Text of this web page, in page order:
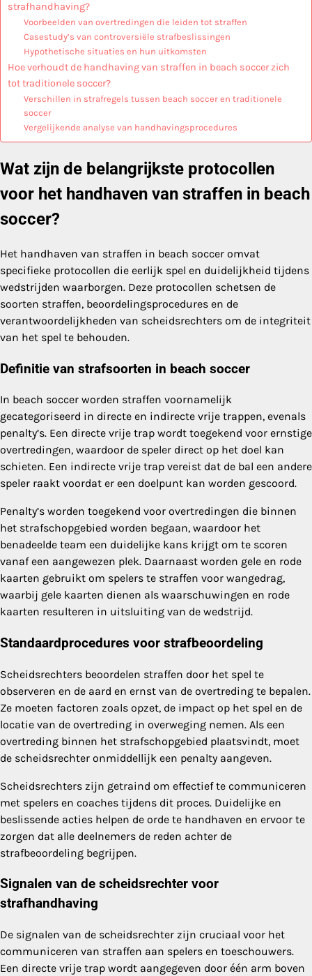
strafhandhaving?
Voorbeelden van overtredingen die leiden tot straffen
Casestudy’s van controversiële strafbeslissingen
Hypothetische situaties en hun uitkomsten
Hoe verhoudt de handhaving van straffen in beach soccer zich
tot traditionele soccer?
Verschillen in strafregels tussen beach soccer en traditionele
soccer
Vergelijkende analyse van handhavingsprocedures
Wat zijn de belangrijkste protocollen
voor het handhaven van straffen in beach
soccer?
Het handhaven van straffen in beach soccer omvat
specifieke protocollen die eerlijk spel en duidelijkheid tijdens
wedstrijden waarborgen. Deze protocollen schetsen de
soorten straffen, beoordelingsprocedures en de
verantwoordelijkheden van scheidsrechters om de integriteit
van het spel te behouden.
Definitie van strafsoorten in beach soccer
In beach soccer worden straffen voornamelijk
gecategoriseerd in directe en indirecte vrije trappen, evenals
penalty’s. Een directe vrije trap wordt toegekend voor ernstige
overtredingen, waardoor de speler direct op het doel kan
schieten. Een indirecte vrije trap vereist dat de bal een andere
speler raakt voordat er een doelpunt kan worden gescoord.
Penalty’s worden toegekend voor overtredingen die binnen
het strafschopgebied worden begaan, waardoor het
benadeelde team een duidelijke kans krijgt om te scoren
vanaf een aangewezen plek. Daarnaast worden gele en rode
kaarten gebruikt om spelers te straffen voor wangedrag,
waarbij gele kaarten dienen als waarschuwingen en rode
kaarten resulteren in uitsluiting van de wedstrijd.
Standaardprocedures voor strafbeoordeling
Scheidsrechters beoordelen straffen door het spel te
observeren en de aard en ernst van de overtreding te bepalen.
Ze moeten factoren zoals opzet, de impact op het spel en de
locatie van de overtreding in overweging nemen. Als een
overtreding binnen het strafschopgebied plaatsvindt, moet
de scheidsrechter onmiddellijk een penalty aangeven.
Scheidsrechters zijn getraind om effectief te communiceren
met spelers en coaches tijdens dit proces. Duidelijke en
beslissende acties helpen de orde te handhaven en ervoor te
zorgen dat alle deelnemers de reden achter de
strafbeoordeling begrijpen.
Signalen van de scheidsrechter voor
strafhandhaving
De signalen van de scheidsrechter zijn cruciaal voor het
communiceren van straffen aan spelers en toeschouwers.
Een directe vrije trap wordt aangegeven door één arm boven